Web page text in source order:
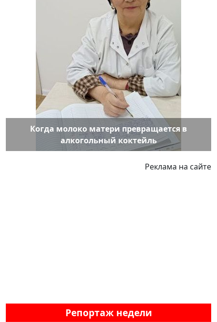
Когда молоко матери превращается в
алкогольный коктейль
Реклама на сайте
Репортаж недели